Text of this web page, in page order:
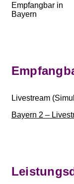
Empfangbar in
Bayern
Livestream
Bayern 2 –